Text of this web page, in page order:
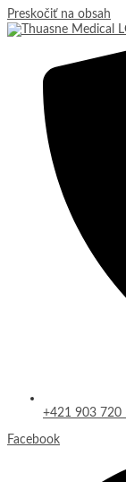
Preskočiť na obsah
+421 903 720
Facebook